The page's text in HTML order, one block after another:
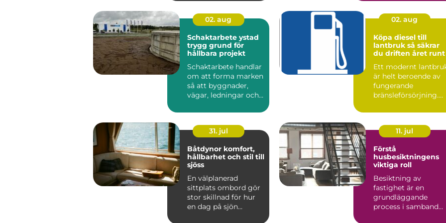
sekund. Då blir b...
02. aug
Schaktarbete ystad
trygg grund för
hållbara projekt
Schaktarbete handlar
om att forma marken
så att byggnader,
vägar, ledningar och
02. aug
Köpa diesel till
lantbruk så säkrar
du driften året runt
Ett modernt
är helt beroende av
fungerande
bränsleförsörjning.
skördetröskor, la...
31. jul
Båtdynor komfort,
hållbarhet och stil till
sjöss
En välplanerad
sittplats ombord gör
stor skillnad för hur
en dag på sjön
11. jul
Förstå
husbesiktningens
viktiga roll
Besiktning av
fastighet är en
grundläggande
process i samband